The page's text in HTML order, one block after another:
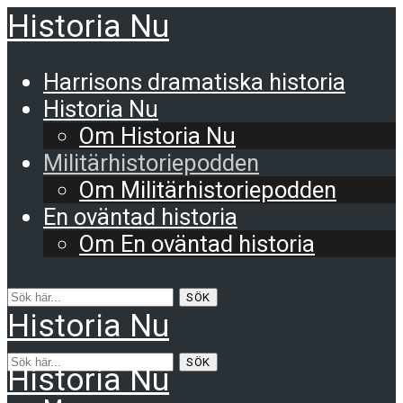
Historia Nu
Harrisons dramatiska historia
Historia Nu
Om Historia Nu
Militärhistoriepodden
Om Militärhistoriepodden
En oväntad historia
Om En oväntad historia
SÖK
Historia Nu
SÖK
Historia Nu